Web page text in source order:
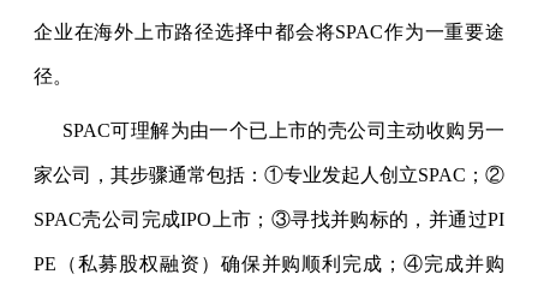
企业在海外上市路径选择中都会将SPAC作为一重要途
径。
SPAC可理解为由一个已上市的壳公司主动收购另一
家公司，其步骤通常包括：①专业发起人创立SPAC ；②
SPAC壳公司完成IPO 上市；③寻找并购标的，并通过PI
PE （私募股权融资）确保并购顺利完成；④完成并购